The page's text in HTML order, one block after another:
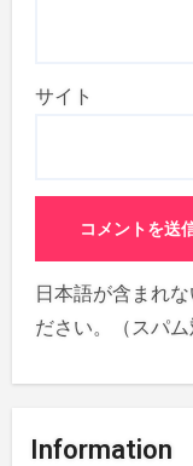
サイト
日本語が含まれ
ださい。（スパム
Information